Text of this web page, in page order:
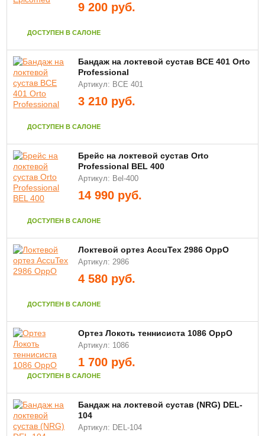
9 200 руб.
ДОСТУПЕН В САЛОНЕ
Бандаж на локтевой сустав BCE 401 Orto
Professional
Артикул: BCE 401
3 210 руб.
ДОСТУПЕН В САЛОНЕ
Брейс на локтевой сустав Orto
Professional BEL 400
Артикул: Bel-400
14 990 руб.
ДОСТУПЕН В САЛОНЕ
Локтевой ортез AccuTex 2986 ОррО
Артикул: 2986
4 580 руб.
ДОСТУПЕН В САЛОНЕ
Ортез Локоть теннисиста 1086 OppO
Артикул: 1086
1 700 руб.
ДОСТУПЕН В САЛОНЕ
Бандаж на локтевой сустав (NRG) DEL-
104
Артикул: DEL-104